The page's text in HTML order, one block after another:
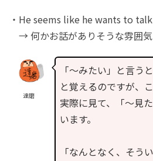
・He seems like he wants to
→ 何かお話がありそうな雰囲気
達磨
「〜みたい」と言う
と覚えるのですが、
実際に見て、「〜見
います。
「なんとなく、そう